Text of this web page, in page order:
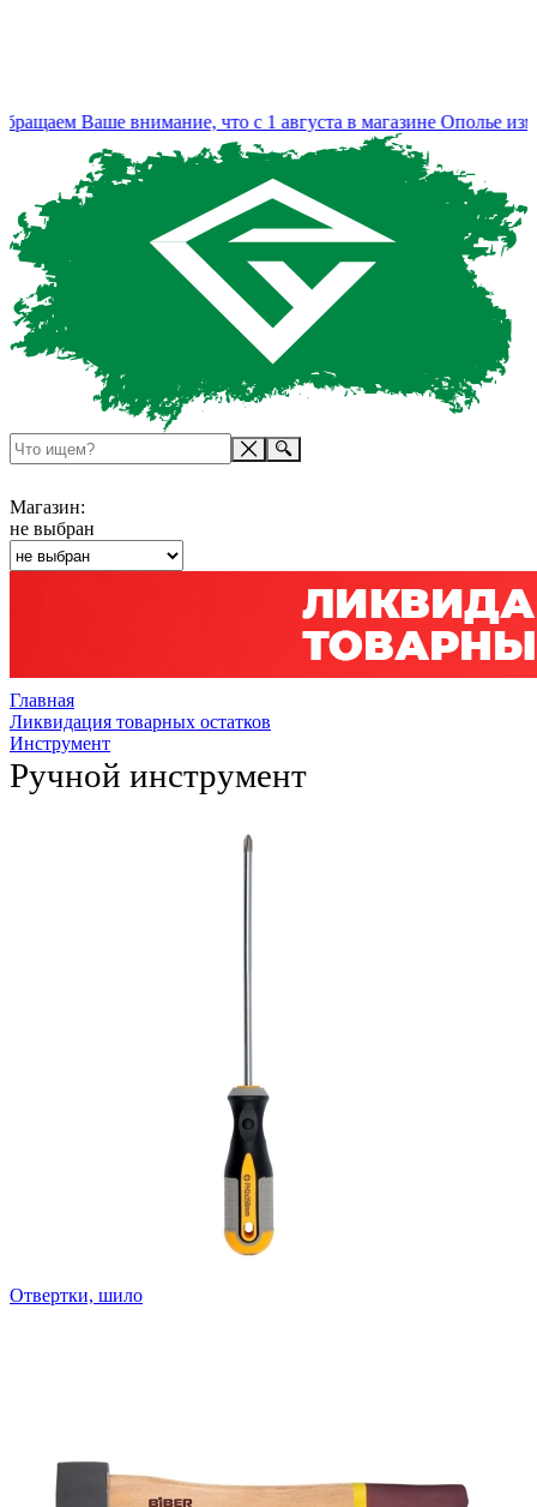
Ваше внимание, что с 1 августа в магазине Ополье
Магазин:
не выбран
Главная
Ликвидация товарных остатков
Инструмент
Ручной инструмент
Отвертки, шило